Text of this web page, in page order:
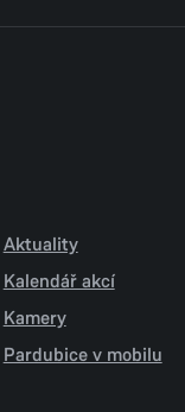
Aktuality
Kalendář akcí
Kamery
Pardubice v mobilu